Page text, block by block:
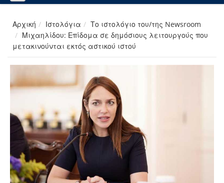
Αρχική Ιστολόγια
Το ιστολόγιο του/της Newsroom
Μιχαηλίδου: Επίδομα σε δημόσιους λειτουργούς που
μετακινούνται εκτός αστικού ιστού